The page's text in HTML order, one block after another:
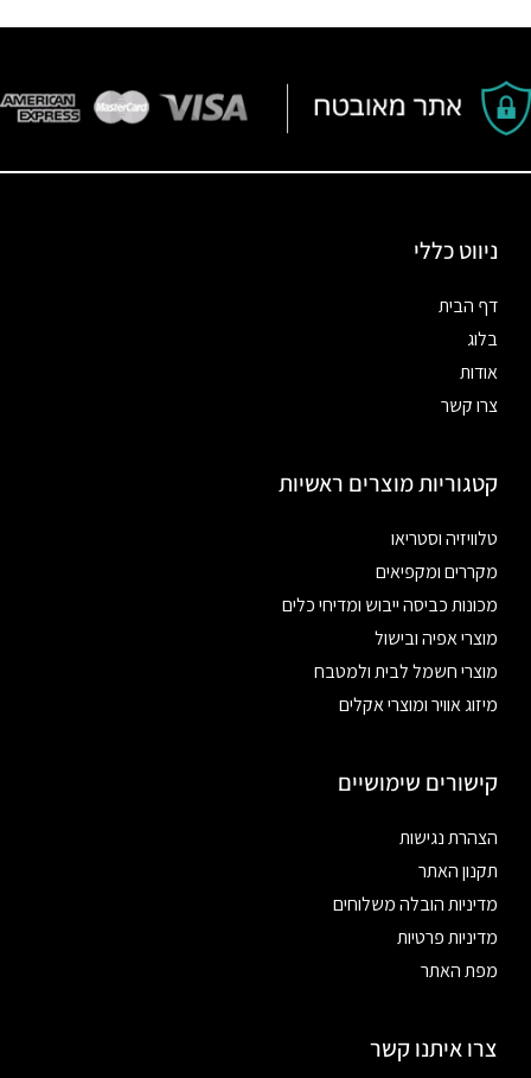
ניווט כללי
דף הבית
בלוג
אודות
צרו קשר
קטגוריות מוצרים ראשיות
טלוויזיה וסטריאו
מקררים ומקפיאים
מכונות כביסה ייבוש ומדיחי כלים
מוצרי אפיה ובישול
מוצרי חשמל לבית ולמטבח
מיזוג אוויר ומוצרי אקלים
קישורים שימושיים
הצהרת נגישות
תקנון האתר
מדיניות הובלה משלוחים
מדיניות פרטיות
מפת האתר
צרו איתנו קשר